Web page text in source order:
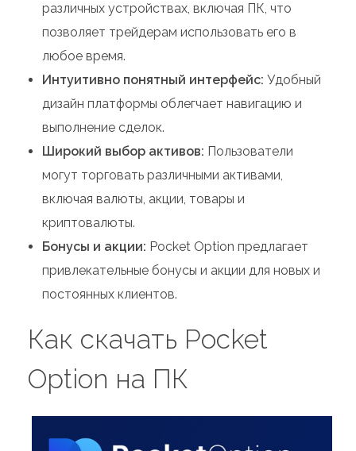
различных устройствах, включая ПК, что
позволяет трейдерам использовать его в
любое время.
Интуитивно понятный интерфейс: Удобный
дизайн платформы облегчает навигацию и
выполнение сделок.
Широкий выбор активов: Пользователи
могут торговать различными активами,
включая валюты, акции, товары и
криптовалюты.
Бонусы и акции: Pocket Option предлагает
привлекательные бонусы и акции для новых и
постоянных клиентов.
Как скачать Pocket
Option на ПК